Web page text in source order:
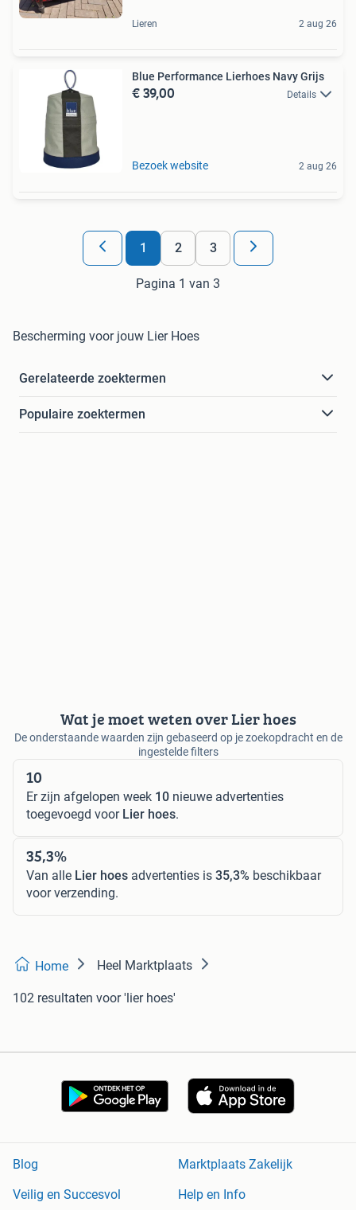
Lieren 2 aug 26
Blue Performance Lierhoes Navy Grijs
€ 39,00 Details
Bezoek website 2 aug 26
1 2 3
Pagina 1 van 3
Bescherming voor jouw Lier Hoes
Gerelateerde zoektermen
Populaire zoektermen
Wat je moet weten over Lier hoes
De onderstaande waarden zijn gebaseerd op je zoekopdracht en de
ingestelde filters
10
Er zijn afgelopen week 10 nieuwe advertenties
toegevoegd voor Lier hoes.
35,3%
Van alle Lier hoes advertenties is 35,3% beschikbaar
voor verzending.
Home Heel Marktplaats
102 resultaten voor 'lier hoes'
Blog
Marktplaats Zakelijk
Veilig en Succesvol
Help en Info